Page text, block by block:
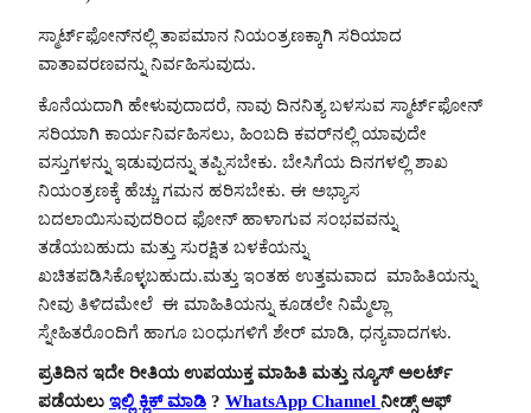
ಸ್ಮಾರ್ಟ್‌ಫೋನ್‌ನಲ್ಲಿ ತಾಪಮಾನ ನಿಯಂತ್ರಣಕ್ಕಾಗಿ ಸರಿಯಾದ
ವಾತಾವರಣವನ್ನು ನಿರ್ವಹಿಸುವುದು.
ಕೊನೆಯದಾಗಿ ಹೇಳುವುದಾದರೆ, ನಾವು ದಿನನಿತ್ಯ ಬಳಸುವ ಸ್ಮಾರ್ಟ್‌ಫೋನ್
ಸರಿಯಾಗಿ ಕಾರ್ಯನಿರ್ವಹಿಸಲು, ಹಿಂಬದಿ ಕವರ್‌ನಲ್ಲಿ ಯಾವುದೇ
ವಸ್ತುಗಳನ್ನು ಇಡುವುದನ್ನು ತಪ್ಪಿಸಬೇಕು. ಬೇಸಿಗೆಯ ದಿನಗಳಲ್ಲಿ ಶಾಖ
ನಿಯಂತ್ರಣಕ್ಕೆ ಹೆಚ್ಚು ಗಮನ ಹರಿಸಬೇಕು. ಈ ಅಭ್ಯಾಸ
ಬದಲಾಯಿಸುವುದರಿಂದ ಫೋನ್‌ ಹಾಳಾಗುವ ಸಂಭವವನ್ನು
ತಡೆಯಬಹುದು ಮತ್ತು ಸುರಕ್ಷಿತ ಬಳಕೆಯನ್ನು
ಖಚಿತಪಡಿಸಿಕೊಳ್ಳಬಹುದು.ಮತ್ತು ಇಂತಹ ಉತ್ತಮವಾದ ಮಾಹಿತಿಯನ್ನು
ನೀವು ತಿಳಿದಮೇಲೆ ಈ ಮಾಹಿತಿಯನ್ನು ಕೂಡಲೇ ನಿಮ್ಮೆಲ್ಲಾ
ಸ್ನೇಹಿತರೊಂದಿಗೆ ಹಾಗೂ ಬಂಧುಗಳಿಗೆ ಶೇರ್ ಮಾಡಿ, ಧನ್ಯವಾದಗಳು.
ಪ್ರತಿದಿನ ಇದೇ ರೀತಿಯ ಉಪಯುಕ್ತ ಮಾಹಿತಿ ಮತ್ತು ನ್ಯೂಸ್ ಅಲರ್ಟ್
ಪಡೆಯಲು ಇಲ್ಲಿ ಕ್ಲಿಕ್ ಮಾಡಿ ? WhatsApp Channel ನೀಡ್ಸ್ ಆಫ್